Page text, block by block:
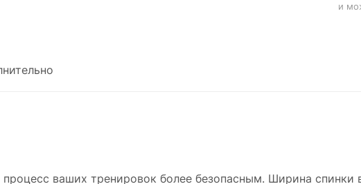
и
процесс ваших тренировок более безопасным. Ширина спинки